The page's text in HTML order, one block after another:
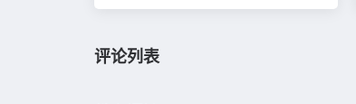
评论列表